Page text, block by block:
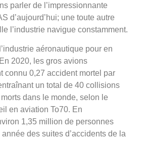
parler de l’impressionnante
d’aujourd’hui; une toute autre
l’industrie navigue constamment.
aéronautique pour en
2020, les gros avions
connu 0,27 accident mortel par
un total de 40 collisions
dans le monde, selon le
en aviation To70. En
1,35 million de personnes
des suites d’accidents de la